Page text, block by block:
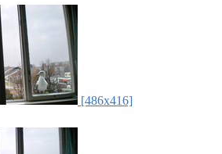
[486x416]